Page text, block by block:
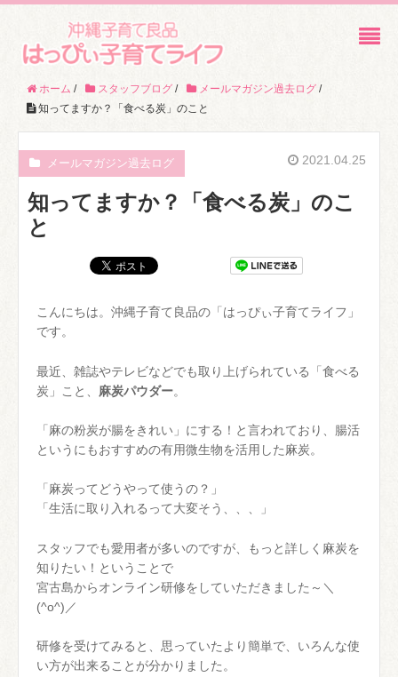
ホーム / スタッフブログ / メールマガジン過去ログ /
知ってますか？「食べる炭」のこと
メールマガジン過去ログ 2021.04.25
知ってますか？「食べる炭」のこ
と
こんにちは。沖縄子育て良品の「はっぴぃ子育てライフ」
です。
最近、雑誌やテレビなどでも取り上げられている「食べる
炭」こと、 麻炭パウダー。
「麻の粉炭が腸をきれい」にする！と言われており、腸活
というにもおすすめの有用微生物を活用した麻炭。
「麻炭ってどうやって使うの？」
「生活に取り入れるって大変そう、、、」
スタッフでも愛用者が多いのですが、もっと詳しく麻炭を
知りたい！ということで
宮古島からオンライン研修をしていただきました～＼
(^o^)／
研修を受けてみると、思っていたより簡単で、いろんな使
い方が出来ることが分かりました。